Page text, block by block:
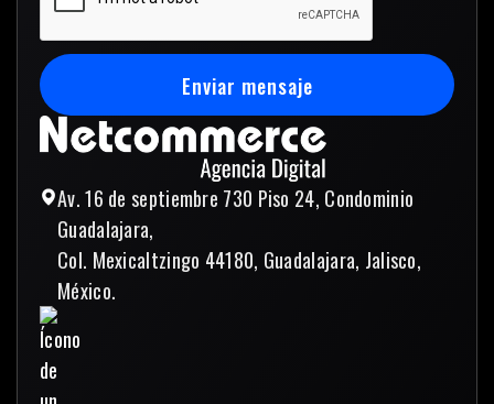
Av. 16 de septiembre 730 Piso 24, Condominio
Guadalajara,
Col. Mexicaltzingo 44180, Guadalajara, Jalisco,
México.
Enviar mensaje
Enviar mensaje